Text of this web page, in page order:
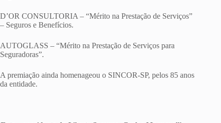
D’OR CONSULTORIA – “Mérito na Prestação de Serviços”
– Seguros e Benefícios.
AUTOGLASS – “Mérito na Prestação de Serviços para
Seguradoras”.
A premiação ainda homenageou o SINCOR-SP, pelos 85 anos
da entidade.